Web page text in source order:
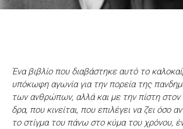
Ένα βιβλίο που διαβάστηκε αυτό το
υπόκωφη αγωνία για την πορεία της
των ανθρώπων, αλλά και με την πίστη
δρα, που κινείται, που επιλέγει να ζει όσο
το στίγμα του πάνω στο κύμα του χρόνου,